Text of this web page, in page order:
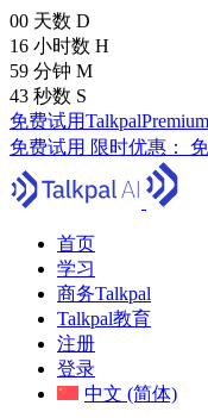
00 天数 D
16 小时数 H
59 分钟 M
41 秒数 S
免费试用
免费试用 限时优惠：
首页
学习
商务Talkpal
Talkpal教育
注册
登录
中文 (简体)